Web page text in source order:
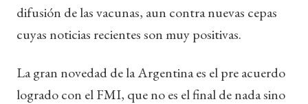
difusión de las vacunas, aun contra nuevas cepas
cuyas noticias recientes son muy positivas.
La gran novedad de la Argentina es el pre acuerdo
logrado con el FMI, que no es el final de nada sino